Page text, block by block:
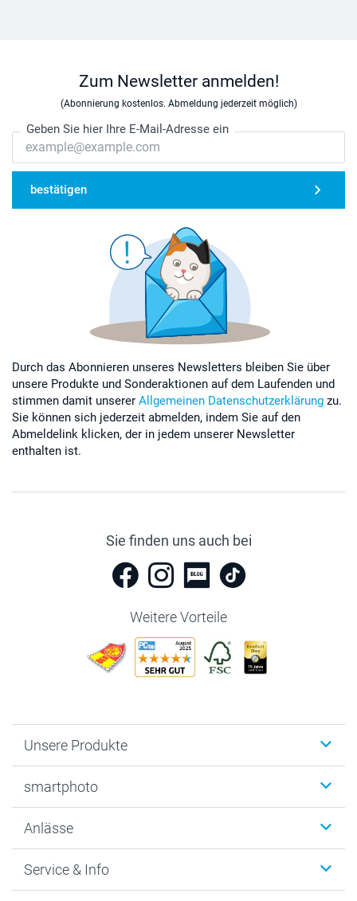
Zum Newsletter anmelden!
(Abonnierung kostenlos. Abmeldung jederzeit möglich)
Geben Sie hier Ihre E-Mail-Adresse ein
bestätigen
Durch das Abonnieren unseres Newsletters bleiben Sie über
unsere Produkte und Sonderaktionen auf dem Laufenden und
stimmen damit unserer Allgemeinen Datenschutzerklärung zu.
Sie können sich jederzeit abmelden, indem Sie auf den
Abmeldelink klicken, der in jedem unserer Newsletter
enthalten ist.
Sie finden uns auch bei
Weitere Vorteile
Unsere Produkte
Fotogeschenke
MyNameBook
Fotoabzüge, Fotos als Buch & Poster
smartphoto
Warum smartphoto
Datenschutz
Anlässe
Neujahr
Service & Info